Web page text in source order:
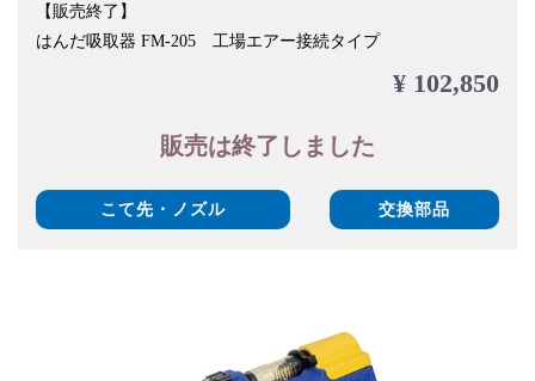
【販売終了】
はんだ吸取器 FM-205 工場エアー接続タイプ
¥ 102,850
販売は終了しました
こて先・ノズル 交換部品